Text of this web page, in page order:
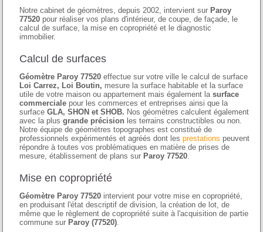
Notre cabinet de géomètres, depuis 2002, intervient sur Paroy
77520 pour réaliser vos plans d'intérieur, de coupe, de façade, le
calcul de surface, la mise en copropriété et le diagnostic
immobilier.
Calcul de surfaces
Géomètre Paroy 77520 effectue sur votre ville le calcul de surface
Loi Carrez, Loi Boutin, mesure la surface habitable et la surface
utile de votre maison ou appartement mais également lasurface
commerciale pour les commerces et entreprises ainsi que la
surfaceGLA, SHON et SHOB. Nos géomètres calculent également
avec la plusgrande précision les terrains constructibles ou non.
Notre équipe de géomètres topographes est constitué de
professionnels expérimentés et agréés dont lesprestations peuvent
répondre à toutes vos problématiques en matière de prises de
mesure, établissement de plans sur Paroy 77520.
Mise en copropriété
Géomètre Paroy 77520 intervient pour votre mise en copropriété,
en produisant l'état descriptif de division, la création de lot, de
même que le règlement de copropriété suite à l'acquisition de partie
commune sur Paroy (77520).